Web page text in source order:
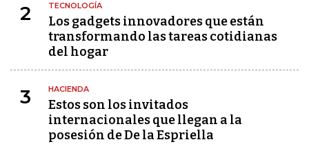
2 TECNOLOGÍA
Los gadgets innovadores que están
transformando las tareas cotidianas
del hogar
3 HACIENDA
Estos son los invitados
internacionales que llegan a la
posesión de De la Espriella